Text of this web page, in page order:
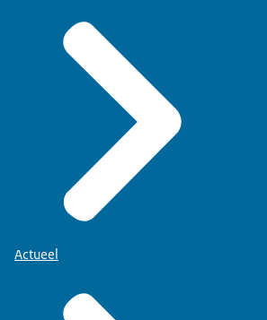
Actueel